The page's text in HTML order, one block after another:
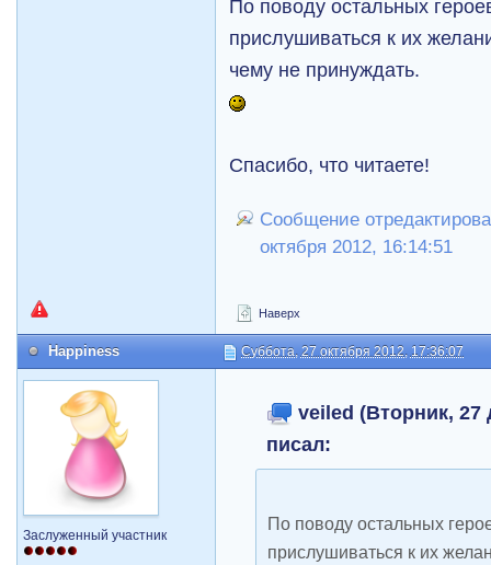
По поводу остальных
прислушиваться к их
чему не принуждать.
Спасибо, что читаете!
Сообщение
октября 2012, 16:14:51
Наверх
Happiness Суббота, 27 октября 2012, 17:36:07
Заслуженный участник
veiled (Вторник, 27
писал:
По поводу остальных
прислушиваться к их